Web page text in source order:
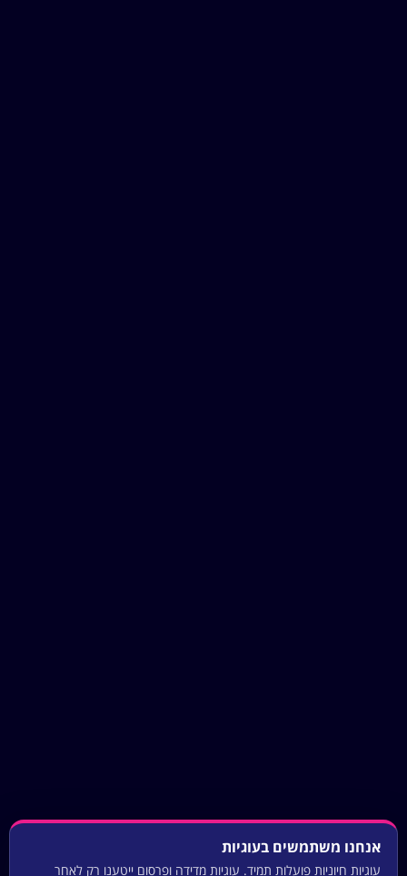
אנחנו משתמשים בעוגיות
עוגיות חיוניות פועלות תמיד. עוגיות מדידה ופרסום ייטענו רק לאחר